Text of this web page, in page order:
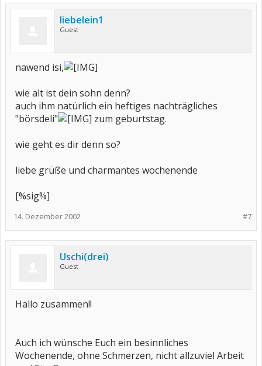
liebelein1
Guest
nawend isi,
wie alt ist dein sohn denn?
auch ihm natürlich ein heftiges nachträgliches
"börsdeli"
zum geburtstag.
wie geht es dir denn so?
liebe grüße und charmantes wochenende
[%sig%]
#7
14. Dezember 2002
Uschi(drei)
Guest
Hallo zusammen!!
Auch ich wünsche Euch ein besinnliches
Wochenende, ohne Schmerzen, nicht allzuviel Arbeit